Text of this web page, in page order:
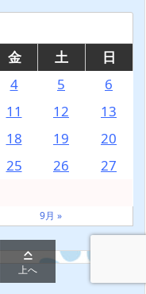
金 土
日
4 5
6
11 12
13
18 19
20
25 26
27
9月 »

上へ